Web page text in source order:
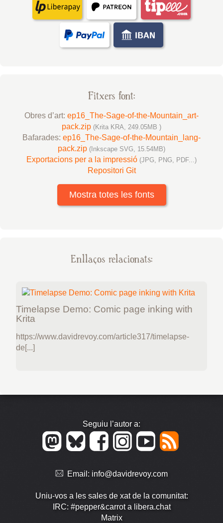
Fitxers font:
Obres d’art: ep16_The-Sage-of-the-Mountain_art-
pack.zip (Krita KRA, 249.05MB )
Bafarades: ep16_The-Sage-of-the-Mountain_lang-
pack.zip (Inkscape SVG, 15.54MB)
Exportacions per a la impressió (JPG, PNG, PDF...)
Repositori Git
Mostra totes les fonts
Enllaços relacionats:
Timelapse Demo: Comic page inking with
Krita
https://www.davidrevoy.com/article317/timelapse-
de[...]
Seguiu l’autor a:
Email: info@davidrevoy.com
Uniu-vos a les sales de xat de la comunitat:
IRC: #pepper&carrot a libera.chat
Matrix